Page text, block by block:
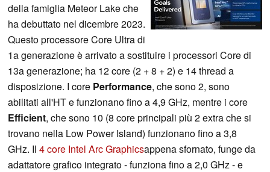
della famiglia Meteor Lake che
ha debuttato nel dicembre 2023.
Questo processore Core Ultra di
1a generazione è arrivato a sostituire i processori Core di
13a generazione; ha 12 core (2 + 8 + 2) e 14 thread a
disposizione. I core Performance, che sono 2, sono
abilitati all'HT e funzionano fino a 4,9 GHz, mentre i core
Efficient, che sono 10 (8 core principali più 2 extra che si
trovano nella Low Power Island) funzionano fino a 3,8
GHz. Il 4 core Intel Arc Graphicsappena sfornato, funge da
adattatore grafico integrato - funziona fino a 2,0 GHz - e